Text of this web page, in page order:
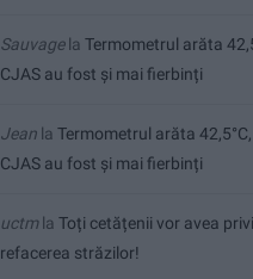
Sauvagela Termometrul arăta
CJAS au fost și mai fierbinți
Jean la Termometrul arăta
CJAS au fost și mai fierbinți
uctmla Toți cetățenii vor avea
refacerea străzilor!